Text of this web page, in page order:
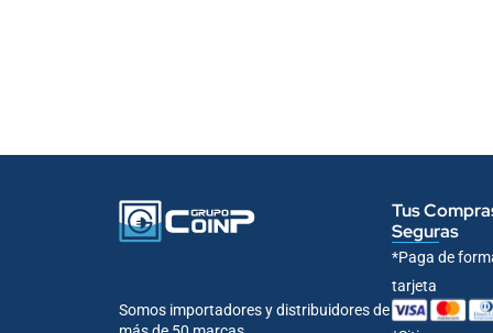
Somos importadores y distribuidores de
Tus
Seguras
*Paga de
tarjeta